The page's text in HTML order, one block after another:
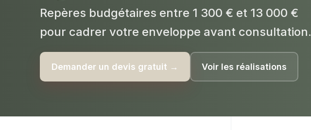
Repères budgétaires entre 1 300 € et 13 000 €
pour cadrer votre enveloppe avant consultation.
Demander un devis gratuit → Voir les réalisations